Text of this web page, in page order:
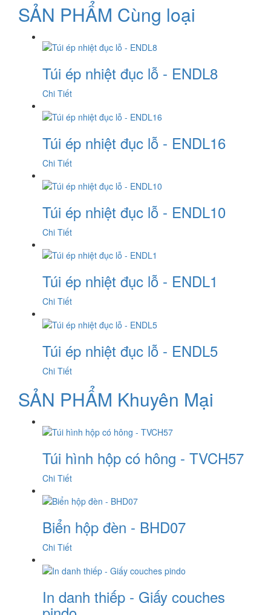
SẢN PHẨM Cùng loại
Túi ép nhiệt đục lỗ - ENDL8
Chi Tiết
Túi ép nhiệt đục lỗ - ENDL16
Chi Tiết
Túi ép nhiệt đục lỗ - ENDL10
Chi Tiết
Túi ép nhiệt đục lỗ - ENDL1
Chi Tiết
Túi ép nhiệt đục lỗ - ENDL5
Chi Tiết
SẢN PHẨM Khuyên Mại
Túi hình hộp có hông - TVCH57
Chi Tiết
Biển hộp đèn - BHD07
Chi Tiết
In danh thiếp - Giấy couches